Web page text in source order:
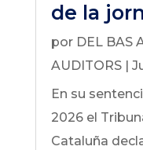
de la
por DEL BAS
AUDITORS|
En su
2026 el
Cataluña